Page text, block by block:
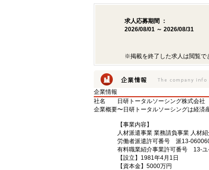
求人応募期間 ：
2026/08/01 ～ 2026/08/31
※掲載を終了した求人は閲覧で
企業情報
社名
日研トータルソーシング株式会社
企業概要〜日研トータルソーシングは経済
【事業内容】
人材派遣事業 業務請負事業 人材
労働者派遣許可番号 派13-
有料職業紹介事業許可番号 13-
【設立】1981年4月1日
【資本金】5000万円